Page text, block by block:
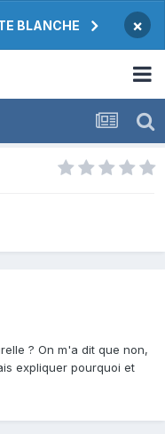
BLANCHE ×
? On m'a dit que non,
expliquer pourquoi et